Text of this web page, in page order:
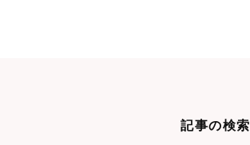
記事の検索